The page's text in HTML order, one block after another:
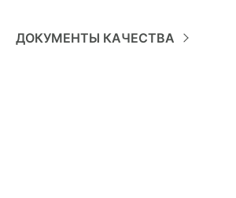
ДОКУМЕНТЫ КАЧЕСТВА